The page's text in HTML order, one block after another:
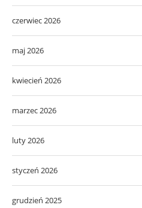
czerwiec 2026
maj 2026
kwiecień 2026
marzec 2026
luty 2026
styczeń 2026
grudzień 2025